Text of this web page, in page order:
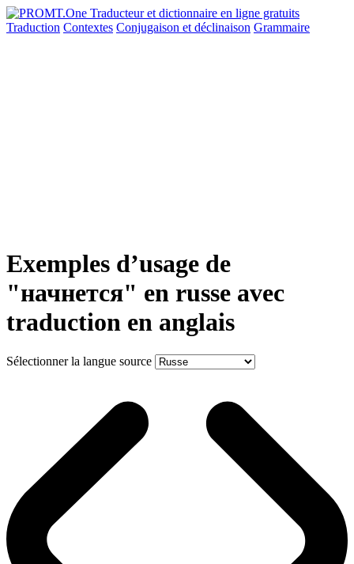
Traduction Contextes Conjugaison et déclinaison Grammaire
Exemples d’usage de
"начнется" en russe avec
traduction en anglais
Sélectionner la langue source